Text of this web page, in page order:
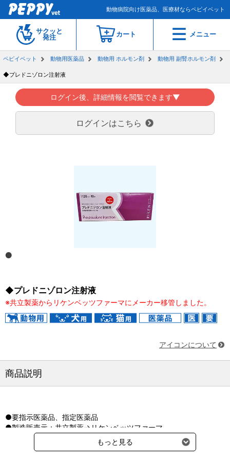
動物病院向け医薬品、医療材ならペピイベット
サクッと
発注
カート メニュー
ペピイベット 動物用医薬品 動物用 ホルモン剤 動物用 副腎ホルモン剤
◆プレドニゾロン注射液
ログイン後、詳細情報を閲覧できます▼
ログインはこちら
◆プレドニゾロン注射液
※共立製薬からリケンベッツファーマにメーカー移管しました。
アイコンについて
商品説明
●要指示医薬品、指定医薬品
●製造販売元：共立製薬→リケンベッツファーマ
●成分：プレドニゾロン
●貯法：密封容器
もっと見る